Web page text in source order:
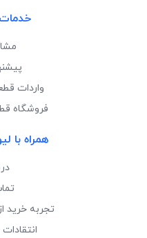
واردات
فروشگاه
همراه با
تجربه خرید